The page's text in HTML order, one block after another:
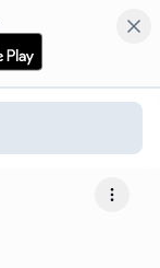
Flere